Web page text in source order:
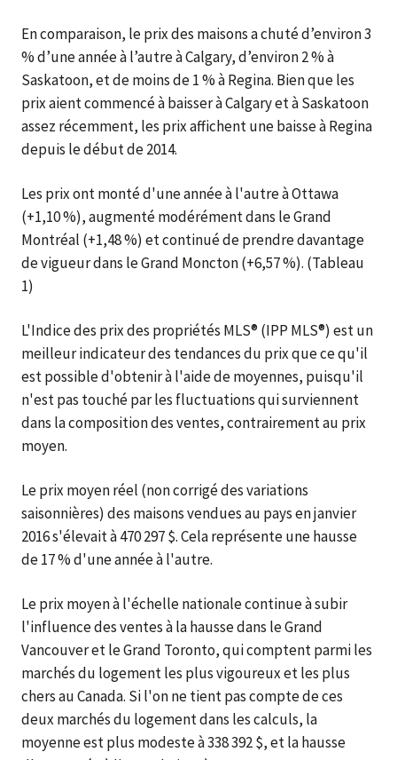
En comparaison, le prix des maisons a chuté d’environ 3
% d’une année à l’autre à Calgary, d’environ 2 % à
Saskatoon, et de moins de 1 % à Regina. Bien que les
prix aient commencé à baisser à Calgary et à Saskatoon
assez récemment, les prix affichent une baisse à Regina
depuis le début de 2014.
Les prix ont monté d'une année à l'autre à Ottawa
(+1,10 %), augmenté modérément dans le Grand
Montréal (+1,48 %) et continué de prendre davantage
de vigueur dans le Grand Moncton (+6,57 %). (Tableau
1)
L'Indice des prix des propriétés MLS® (IPP MLS®) est un
meilleur indicateur des tendances du prix que ce qu'il
est possible d'obtenir à l'aide de moyennes, puisqu'il
n'est pas touché par les fluctuations qui surviennent
dans la composition des ventes, contrairement au prix
moyen.
Le prix moyen réel (non corrigé des variations
saisonnières) des maisons vendues au pays en janvier
2016 s'élevait à 470 297 $. Cela représente une hausse
de 17 % d'une année à l'autre.
Le prix moyen à l'échelle nationale continue à subir
l'influence des ventes à la hausse dans le Grand
Vancouver et le Grand Toronto, qui comptent parmi les
marchés du logement les plus vigoureux et les plus
chers au Canada. Si l'on ne tient pas compte de ces
deux marchés du logement dans les calculs, la
moyenne est plus modeste à 338 392 $, et la hausse